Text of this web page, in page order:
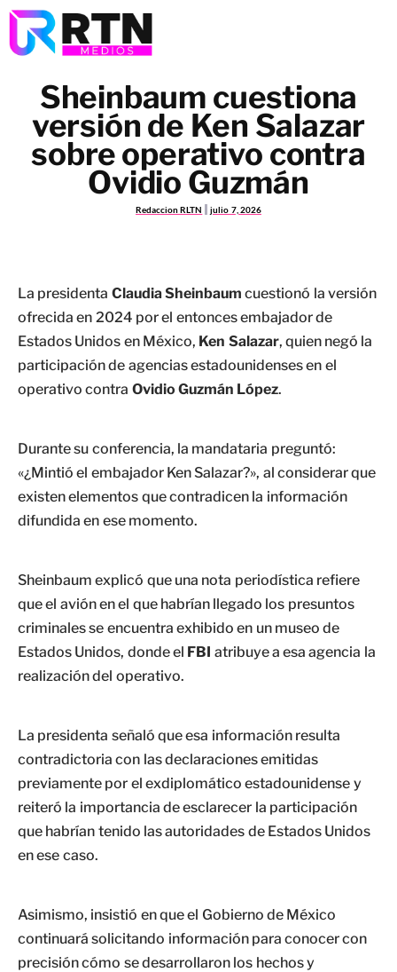
Sheinbaum cuestiona
versión de Ken Salazar
sobre operativo contra
Ovidio Guzmán
Redaccion RLTN julio 7, 2026
La presidenta Claudia Sheinbaum cuestionó la versión
ofrecida en 2024 por el entonces embajador de
Estados Unidos en México, Ken Salazar, quien negó la
participación de agencias estadounidenses en el
operativo contra Ovidio Guzmán López.
Durante su conferencia, la mandataria preguntó:
«¿Mintió el embajador Ken Salazar?», al considerar que
existen elementos que contradicen la información
difundida en ese momento.
Sheinbaum explicó que una nota periodística refiere
que el avión en el que habrían llegado los presuntos
criminales se encuentra exhibido en un museo de
Estados Unidos, donde el FBI atribuye a esa agencia la
realización del operativo.
La presidenta señaló que esa información resulta
contradictoria con las declaraciones emitidas
previamente por el exdiplomático estadounidense y
reiteró la importancia de esclarecer la participación
que habrían tenido las autoridades de Estados Unidos
en ese caso.
Asimismo, insistió en que el Gobierno de México
continuará solicitando información para conocer con
precisión cómo se desarrollaron los hechos y